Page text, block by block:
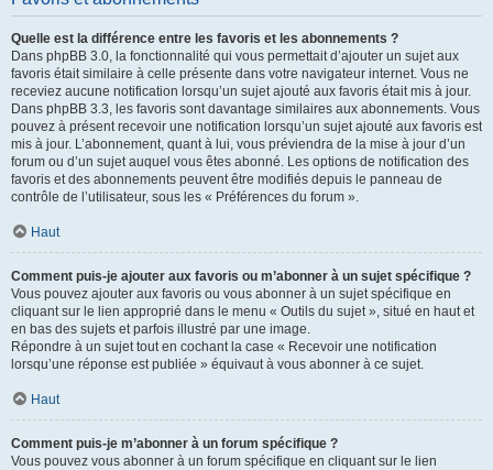
Quelle est la différence entre les favoris et les abonnements ?
Dans phpBB 3.0, la fonctionnalité qui vous permettait d’ajouter un sujet aux
favoris était similaire à celle présente dans votre navigateur internet. Vous ne
receviez aucune notification lorsqu’un sujet ajouté aux favoris était mis à jour.
Dans phpBB 3.3, les favoris sont davantage similaires aux abonnements. Vous
pouvez à présent recevoir une notification lorsqu’un sujet ajouté aux favoris est
mis à jour. L’abonnement, quant à lui, vous préviendra de la mise à jour d’un
forum ou d’un sujet auquel vous êtes abonné. Les options de notification des
favoris et des abonnements peuvent être modifiés depuis le panneau de
contrôle de l’utilisateur, sous les « Préférences du forum ».
Haut
Comment puis-je ajouter aux favoris ou m’abonner à un sujet spécifique ?
Vous pouvez ajouter aux favoris ou vous abonner à un sujet spécifique en
cliquant sur le lien approprié dans le menu « Outils du sujet », situé en haut et
en bas des sujets et parfois illustré par une image.
Répondre à un sujet tout en cochant la case « Recevoir une notification
lorsqu’une réponse est publiée » équivaut à vous abonner à ce sujet.
Haut
Comment puis-je m’abonner à un forum spécifique ?
Vous pouvez vous abonner à un forum spécifique en cliquant sur le lien